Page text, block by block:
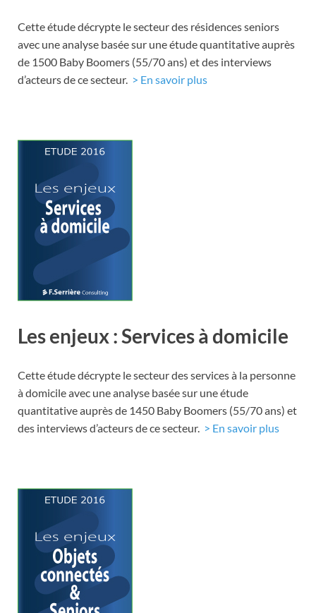
Cette étude décrypte le secteur des résidences seniors
avec une analyse basée sur une étude quantitative auprès
de 1500 Baby Boomers (55/70 ans) et des interviews
d’acteurs de ce secteur. > En savoir plus
Les enjeux : Services à domicile
Cette étude décrypte le secteur des services à la personne
à domicile avec une analyse basée sur une étude
quantitative auprès de 1450 Baby Boomers (55/70 ans) et
des interviews d’acteurs de ce secteur. > En savoir plus